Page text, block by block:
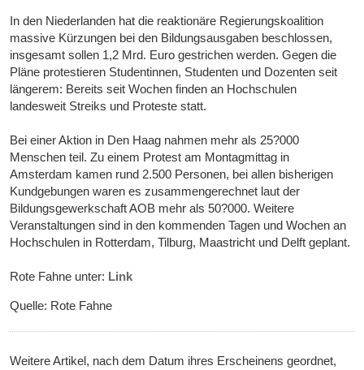
In den Niederlanden hat die reaktionäre Regierungskoalition
massive Kürzungen bei den Bildungsausgaben beschlossen,
insgesamt sollen 1,2 Mrd. Euro gestrichen werden. Gegen die
Pläne protestieren Studentinnen, Studenten und Dozenten seit
längerem: Bereits seit Wochen finden an Hochschulen
landesweit Streiks und Proteste statt.
Bei einer Aktion in Den Haag nahmen mehr als 25?000
Menschen teil. Zu einem Protest am Montagmittag in
Amsterdam kamen rund 2.500 Personen, bei allen bisherigen
Kundgebungen waren es zusammengerechnet laut der
Bildungsgewerkschaft AOB mehr als 50?000. Weitere
Veranstaltungen sind in den kommenden Tagen und Wochen an
Hochschulen in Rotterdam, Tilburg, Maastricht und Delft geplant.
Rote Fahne unter: Link
Quelle: Rote Fahne
Weitere Artikel, nach dem Datum ihres Erscheinens geordnet,